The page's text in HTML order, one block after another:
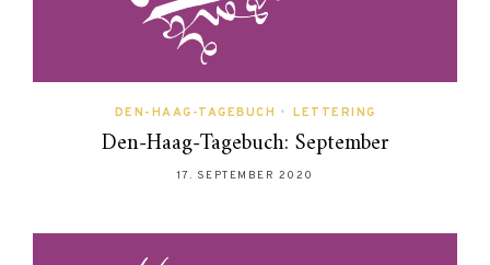
DEN-HAAG-TAGEBUCH • LETTERING
Den-Haag-Tagebuch: September
17. SEPTEMBER 2020